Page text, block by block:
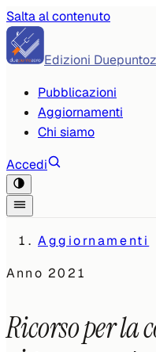
Salta al contenuto
Edizioni
Pubblicazioni
Aggiornamenti
Chi siamo
Accedi
Aggiornamenti
Anno2021
Ricorso per la